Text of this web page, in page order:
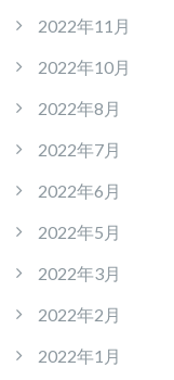
2022年11月
2022年10月
2022年8月
2022年7月
2022年6月
2022年5月
2022年3月
2022年2月
2022年1月